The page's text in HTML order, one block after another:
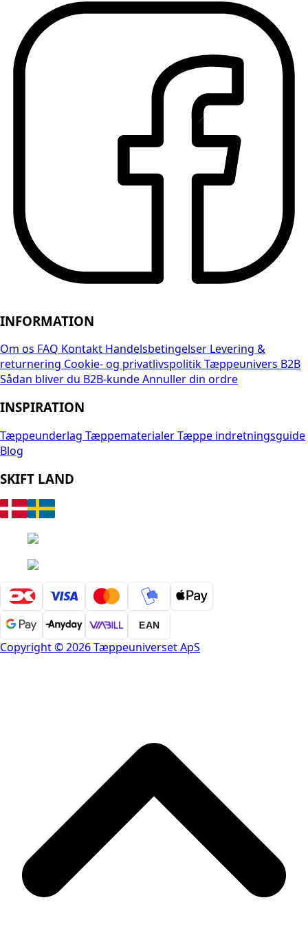
INFORMATION
Om os FAQ Kontakt Handelsbetingelser Levering &
returnering Cookie- og privatlivspolitikTæppeunivers B2B
Sådan bliver du B2B-kundeAnnuller din ordre
INSPIRATION
Tæppeunderlag TæppematerialerTæppe indretningsguide
Blog
SKIFT LAND
EAN
Copyright © 2026 Tæppeuniverset ApS